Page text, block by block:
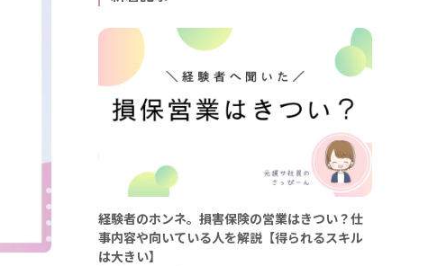
経験者のホンネ。損害保険の営業はきつい？仕
事内容や向いている人を解説【得られるスキル
は大きい】